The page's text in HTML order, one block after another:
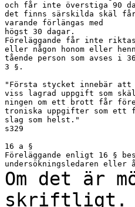
och får inte överstiga 90
det finns särskilda skäl
varande förlängas med
högst 30 dagar.
Föreläggande får inte
eller någon honom eller
tående person som avses i
3 §.
"Första stycket innebär att
viss lagrad uppgift som
ningen om ett brott får
troniska uppgifter som ett
slag som helst."
s329
16 a §
Föreläggande enligt 16 §
Om det är
skriftligt.